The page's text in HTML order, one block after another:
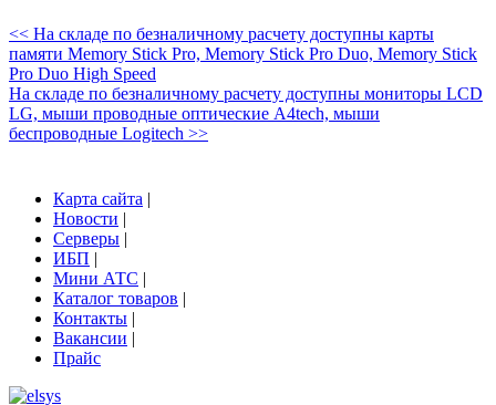
<< На складе по безналичному расчету доступны карты
памяти Memory Stick Pro, Memory Stick Pro Duo, Memory Stick
Pro Duo High Speed
На складе по безналичному расчету доступны мониторы LCD
LG, мыши проводные оптические A4tech, мыши
беспроводные Logitech >>
Карта сайта |
Новости |
Серверы |
ИБП |
Мини АТС |
Каталог товаров |
Контакты |
Вакансии |
Прайс